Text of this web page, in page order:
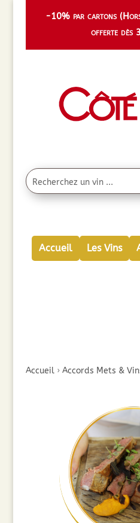
-10% par cartons
offerte dès
Accueil Les Vins
Accueil› Accords Mets &